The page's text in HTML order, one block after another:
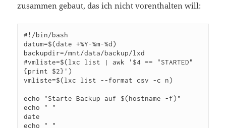
zusammen gebaut, das ich nicht vorenthalten will:
#!/bin/bash
datum=$(date +%Y-%m-%d)
backupdir=/mnt/data/backup/lxd
#vmliste=$(lxc list | awk '$4 == "STARTED"
{print $2}')
vmliste=$(lxc list --format csv -c n)
echo "Starte Backup auf $(hostname -f)"
echo " "
date
echo " "